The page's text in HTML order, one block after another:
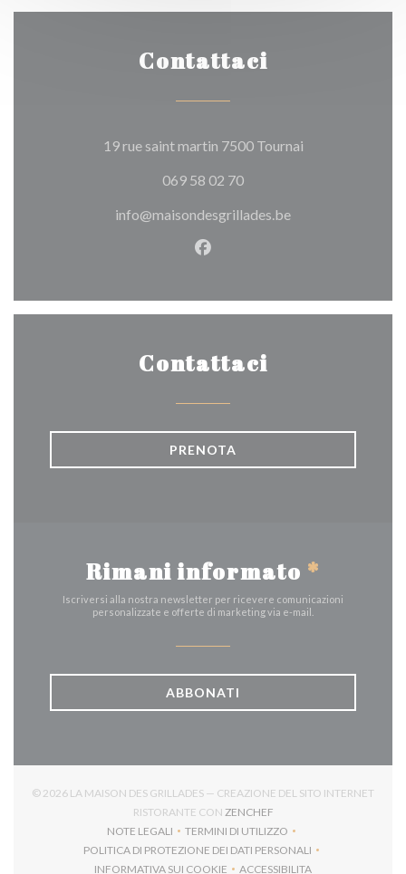
Contattaci
19 rue saint martin 7500 Tournai((apre una
069 58 02 70
info@maisondesgrillades.be
Facebook ((apre una nuova
Contattaci
PRENOTA
Rimani informato *
Iscriversi alla nostra newsletter per ricevere comunicazioni
personalizzate e offerte di marketing via e-mail.
ABBONATI
© 2026 LA MAISON DES GRILLADES — CREAZIONE DEL SITO INTERNET
RISTORANTE CON ZENCHEF((APRE UNA NUOVA
NOTE LEGALI
((APRE UNA NUOVA FINESTRA))
TERMINI DI UTILIZZO
((APRE UNA NUOVA FINESTRA))
POLITICA DI PROTEZIONE DEI DATI PERSONALI
((APRE UNA NUOVA FINESTRA))
INFORMATIVA SUI COOKIE
ACCESSIBILITA